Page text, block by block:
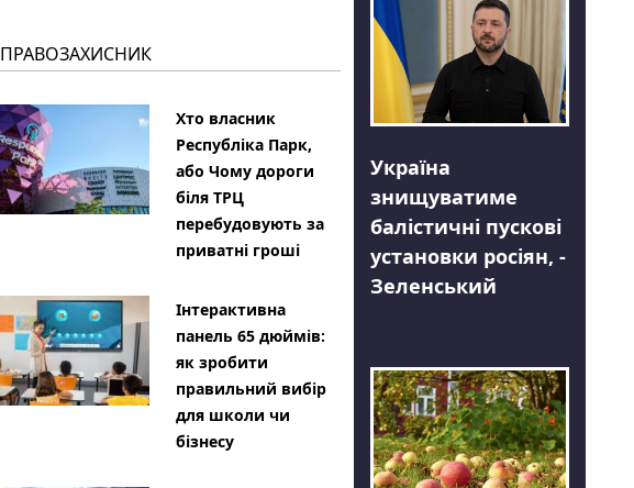
ПРАВОЗАХИСНИК
Хто власник
Республіка Парк,
або Чому дороги
біля ТРЦ
перебудовують за
приватні гроші
Інтерактивна
панель 65 дюймів:
як зробити
правильний вибір
для школи чи
бізнесу
Україна
знищуватиме
балістичні пускові
установки росіян, -
Зеленський